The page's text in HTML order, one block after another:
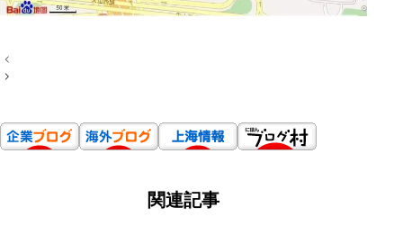
投
稿
ー
シ
関連記事